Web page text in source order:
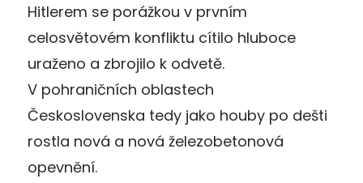
Hitlerem se porážkou v prvním
celosvětovém konfliktu cítilo hluboce
uraženo a zbrojilo k odvetě.
V pohraničních oblastech
Československa tedy jako houby po dešti
rostla nová a nová železobetonová
opevnění.